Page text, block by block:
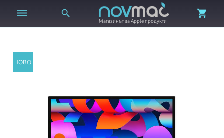
 
Магазинът за Apple продукти
